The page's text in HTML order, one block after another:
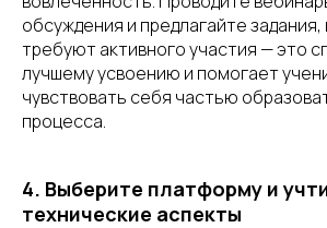
обсуждения и предлагайте
требуют активного участия — это
лучшему усвоению и помогает
чувствовать себя частью
процесса.
4. Выберите платформу и
технические аспекты